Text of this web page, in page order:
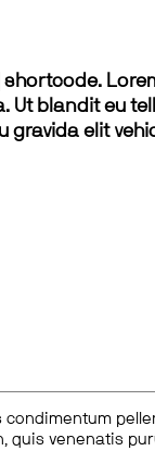
Ut blandit eu
gravida elit
condimentum
venenatis